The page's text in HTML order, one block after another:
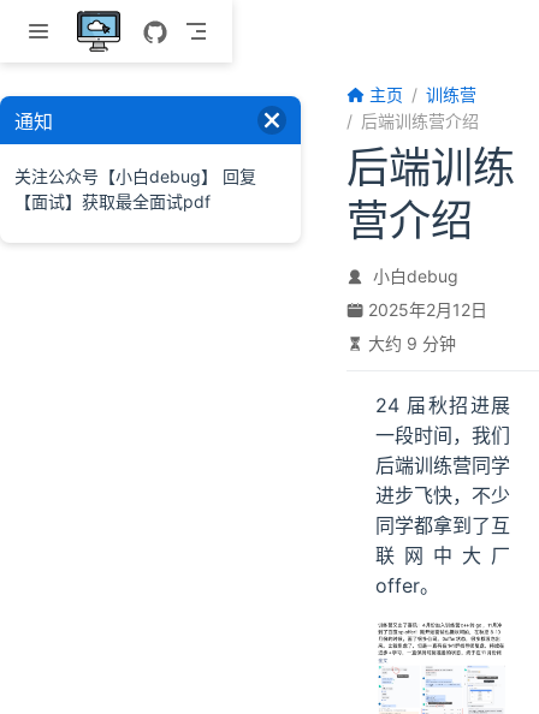
跳至主要內容
主页
训练营
后端训练营介绍
后端训练
营介绍
小白debug
2025年2月12日
大约 9 分钟
24 届秋招进展
一段时间，我们
后端训练营同学
进步飞快，不少
同学都拿到了互
联网中大厂
offer。
通知
关注公众号【小白debug】 回复
【面试】获取最全面试pdf